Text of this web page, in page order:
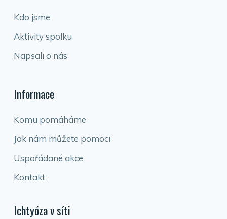
Kdo jsme
Aktivity spolku
Napsali o nás
Informace
Komu pomáháme
Jak nám můžete pomoci
Uspořádané akce
Kontakt
Ichtyóza v síti